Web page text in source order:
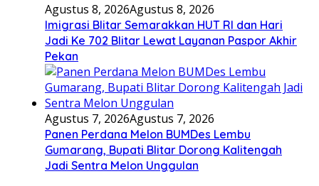
Agustus 8, 2026Agustus 8, 2026
Imigrasi Blitar Semarakkan HUT RI dan Hari
Jadi Ke 702 Blitar Lewat Layanan Paspor Akhir
Pekan
Agustus 7, 2026Agustus 7, 2026
Panen Perdana Melon BUMDes Lembu
Gumarang, Bupati Blitar Dorong Kalitengah
Jadi Sentra Melon Unggulan